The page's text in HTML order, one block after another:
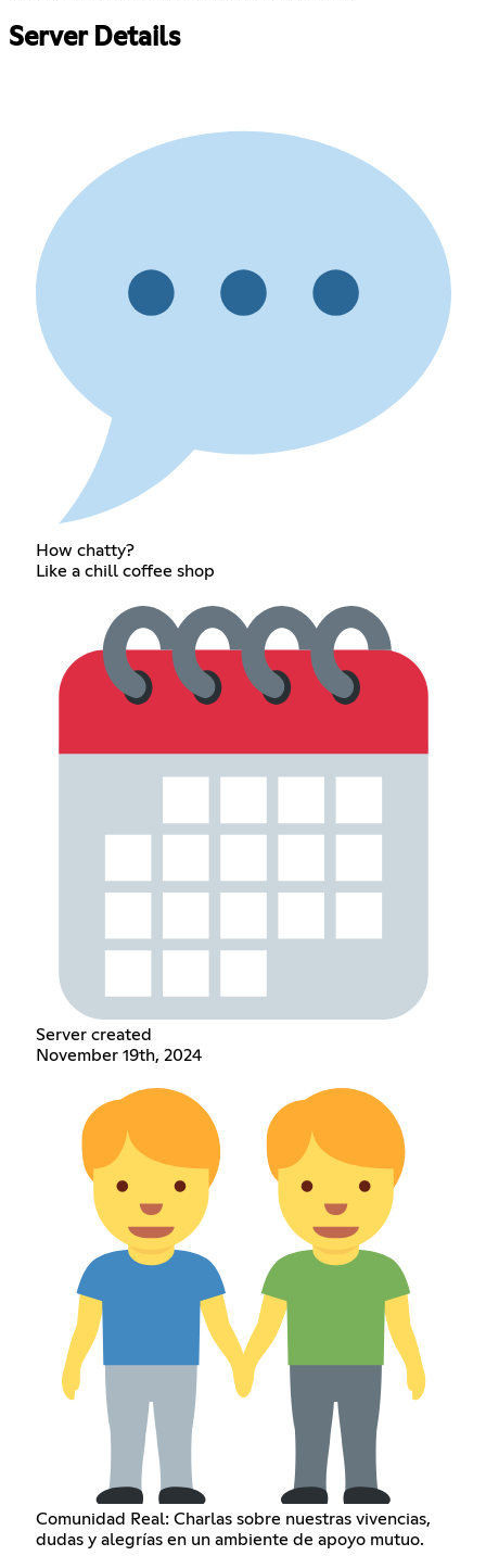
Server Details
How chatty?
Like a chill coffee shop
Server created
November 19th, 2024
Comunidad Real: Charlas sobre nuestras vivencias,
dudas y alegrías en un ambiente de apoyo mutuo.